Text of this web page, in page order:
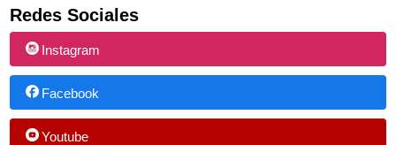
Redes Sociales
Instagram
Facebook
Youtube